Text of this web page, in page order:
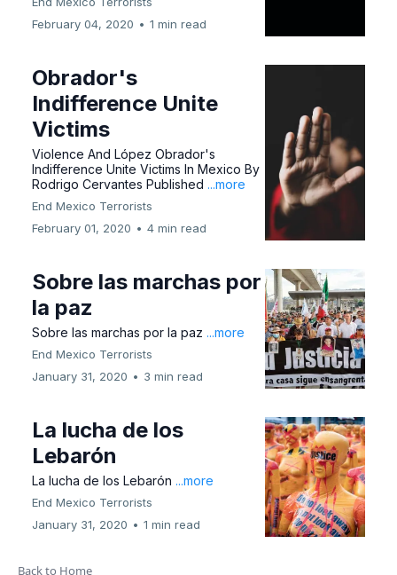
February 04, 2020 • 1 min read
Obrador's
Indifference Unite
Victims
Violence And López Obrador's
Indifference Unite Victims In Mexico By
Rodrigo Cervantes Published ...more
End Mexico Terrorists
February 01, 2020 • 4 min read
Sobre las marchas por
la paz
Sobre las marchas por la paz ...more
End Mexico Terrorists
January 31, 2020 • 3 min read
La lucha de los
Lebarón
La lucha de los Lebarón ...more
End Mexico Terrorists
January 31, 2020 • 1 min read
Back to Home